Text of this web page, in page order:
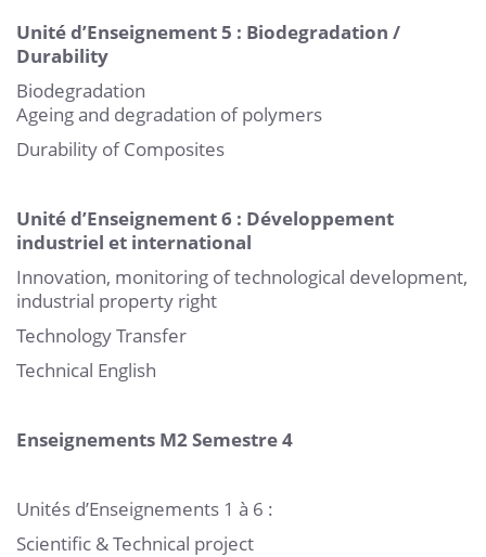
Unité d’Enseignement 5 : Biodegradation /
Durability
Biodegradation
Ageing and degradation of polymers
Durability of Composites
Unité d’Enseignement 6 : Développement
industriel et international
Innovation, monitoring of technological development,
industrial property right
Technology Transfer
Technical English
Enseignements M2 Semestre 4
Unités d’Enseignements 1 à 6 :
Scientific & Technical project